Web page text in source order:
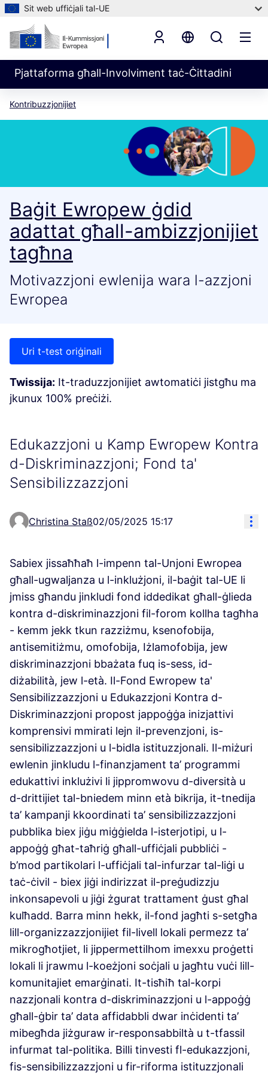
Sit web uffiċjali tal-UE
Pjattaforma għall-Involviment taċ-Ċittadini
Kontribuzzjonijiet
Baġit Ewropew ġdid
adattat għall-ambizzjonijiet
tagħna
Motivazzjoni ewlenija wara l-azzjoni
Ewropea
Uri t-test oriġinali
Twissija: It-traduzzjonijiet awtomatiċi jistgħu ma
jkunux 100% preċiżi.
Edukazzjoni u Kamp Ewropew Kontra
d-Diskriminazzjoni; Fond ta'
Sensibilizzazzjoni
Christina Staß02/05/2025 15:17
Sabiex jissaħħaħ l-impenn tal-Unjoni Ewropea
għall-ugwaljanza u l-inklużjoni, il-baġit tal-UE li
jmiss għandu jinkludi fond iddedikat għall-ġlieda
kontra d-diskriminazzjoni fil-forom kollha tagħha
- kemm jekk tkun razziżmu, ksenofobija,
antisemitiżmu, omofobija, Iżlamofobija, jew
diskriminazzjoni bbażata fuq is-sess, id-
diżabilità, jew l-età. Il-Fond Ewropew ta'
Sensibilizzazzjoni u Edukazzjoni Kontra d-
Diskriminazzjoni propost jappoġġa inizjattivi
komprensivi mmirati lejn il-prevenzjoni, is-
sensibilizzazzjoni u l-bidla istituzzjonali. Il-miżuri
ewlenin jinkludu l-finanzjament ta’ programmi
edukattivi inklużivi li jippromwovu d-diversità u
d-drittijiet tal-bniedem minn età bikrija, it-tnedija
ta’ kampanji kkoordinati ta’ sensibilizzazzjoni
pubblika biex jiġu miġġielda l-isterjotipi, u l-
appoġġ għat-taħriġ għall-uffiċjali pubbliċi -
b’mod partikolari l-uffiċjali tal-infurzar tal-liġi u
taċ-ċivil - biex jiġi indirizzat il-preġudizzju
inkonsapevoli u jiġi żgurat trattament ġust għal
kulħadd. Barra minn hekk, il-fond jagħti s-setgħa
lill-organizzazzjonijiet fil-livell lokali permezz ta’
mikrogħotjiet, li jippermettilhom imexxu proġetti
lokali li jrawmu l-koeżjoni soċjali u jagħtu vuċi lill-
komunitajiet emarġinati. It-tisħiħ tal-korpi
nazzjonali kontra d-diskriminazzjoni u l-appoġġ
għall-ġbir ta’ data affidabbli dwar inċidenti ta’
mibegħda jiżguraw ir-responsabbiltà u t-tfassil
infurmat tal-politika. Billi tinvesti fl-edukazzjoni,
fis-sensibilizzazzjoni u fir-riforma istituzzjonali